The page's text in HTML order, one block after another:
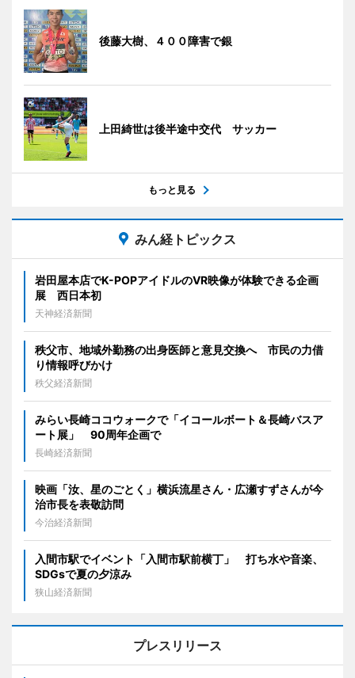
後藤大樹、４００障害で銀
上田綺世は後半途中交代 サッカー
もっと見る
みん経トピックス
岩田屋本店でK-POPアイドルのVR映像が体験できる企画
展 西日本初
天神経済新聞
秩父市、地域外勤務の出身医師と意見交換へ 市民の力借
り情報呼びかけ
秩父経済新聞
みらい長崎ココウォークで「イコールボート＆長崎バスア
ート展」 90周年企画で
長崎経済新聞
映画「汝、星のごとく」横浜流星さん・広瀬すずさんが今
治市長を表敬訪問
今治経済新聞
入間市駅でイベント「入間市駅前横丁」 打ち水や音楽、
SDGsで夏の夕涼み
狭山経済新聞
プレスリリース